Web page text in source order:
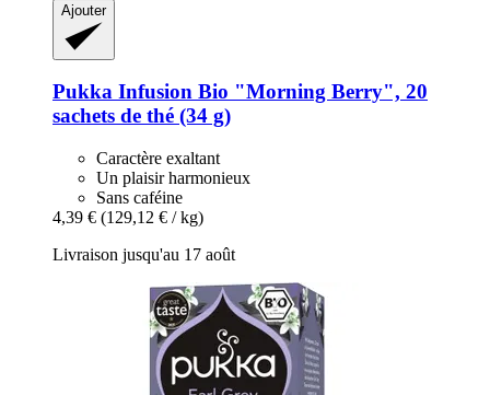
Ajouter
Pukka Infusion Bio "Morning Berry", 20
sachets de thé (34 g)
Caractère exaltant
Un plaisir harmonieux
Sans caféine
4,39 € (129,12 € / kg)
Livraison jusqu'au 17 août